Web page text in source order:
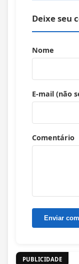
Deixe seu
Nome
E-mail (não
Comentário
PUBLICIDADE